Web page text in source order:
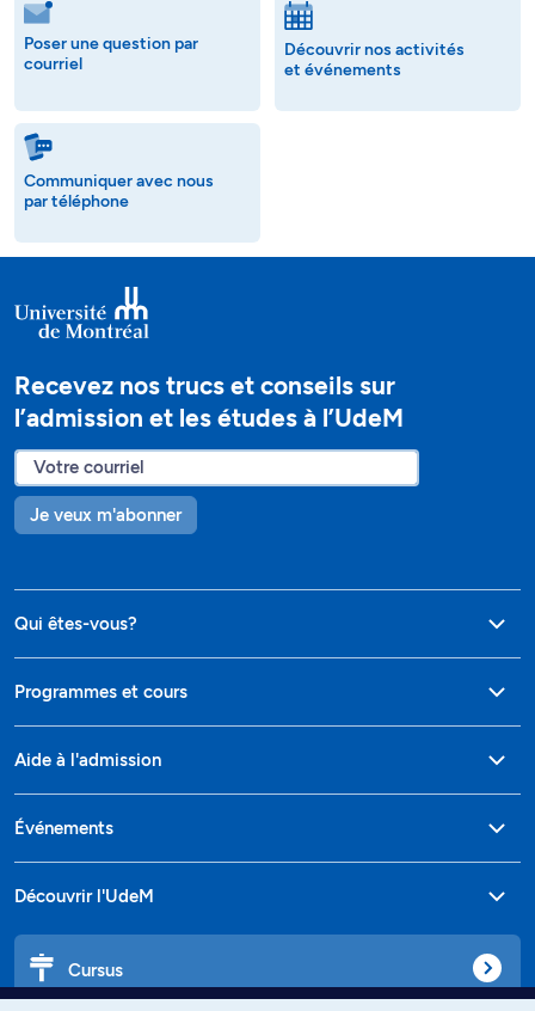
Poser une question par
courriel
Découvrir nos activités
et événements
Communiquer avec nous
par téléphone
Recevez nos trucs et conseils sur
l’admission et les études à l’UdeM
Je veux m'abonner
Qui êtes-vous?
Programmes et cours
Aide à l'admission
Événements
Découvrir l'UdeM
Cursus